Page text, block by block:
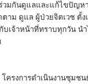
วมกันดูแลและแก้ไขปัญห
าม ดูแล ผู้ป่วยจิตเวช ตั้
บเจ้าหน้าที่ทราบทุกวัน น
ครงการดำเนินงานชุมชน